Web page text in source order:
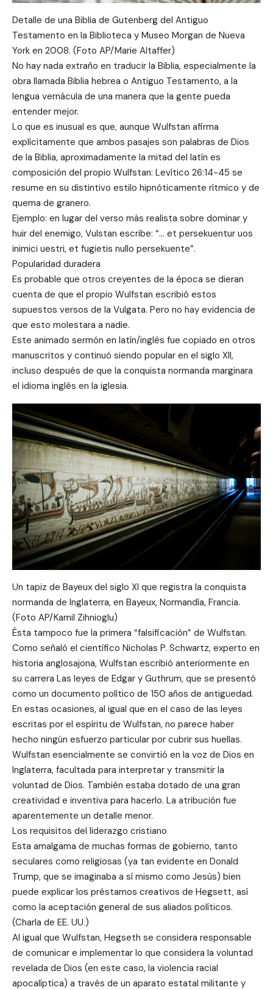
Detalle de una Biblia de Gutenberg del Antiguo
Testamento en la Biblioteca y Museo Morgan de Nueva
York en 2008. (Foto AP/Marie Altaffer)
No hay nada extraño en traducir la Biblia, especialmente la
obra llamada Biblia hebrea o Antiguo Testamento, a la
lengua vernácula de una manera que la gente pueda
entender mejor.
Lo que es inusual es que, aunque Wulfstan afirma
explícitamente que ambos pasajes son palabras de Dios
de la Biblia, aproximadamente la mitad del latín es
composición del propio Wulfstan: Levítico 26:14-45 se
resume en su distintivo estilo hipnóticamente rítmico y de
quema de granero.
Ejemplo: en lugar del verso más realista sobre dominar y
huir del enemigo, Vulstan escribe: “… et persekuentur uos
inimici uestri, et fugietis nullo persekuente”.
Popularidad duradera
Es probable que otros creyentes de la época se dieran
cuenta de que el propio Wulfstan escribió estos
supuestos versos de la Vulgata. Pero no hay evidencia de
que esto molestara a nadie.
Este animado sermón en latín/inglés fue copiado en otros
manuscritos y continuó siendo popular en el siglo XII,
incluso después de que la conquista normanda marginara
el idioma inglés en la iglesia.
Un tapiz de Bayeux del siglo XI que registra la conquista
normanda de Inglaterra, en Bayeux, Normandía, Francia.
(Foto AP/Kamil Zihnioglu)
Ésta tampoco fue la primera “falsificación” de Wulfstan.
Como señaló el científico Nicholas P. Schwartz, experto en
historia anglosajona, Wulfstan escribió anteriormente en
su carrera Las leyes de Edgar y Guthrum, que se presentó
como un documento político de 150 años de antigüedad.
En estas ocasiones, al igual que en el caso de las leyes
escritas por el espíritu de Wulfstan, no parece haber
hecho ningún esfuerzo particular por cubrir sus huellas.
Wulfstan esencialmente se convirtió en la voz de Dios en
Inglaterra, facultada para interpretar y transmitir la
voluntad de Dios. También estaba dotado de una gran
creatividad e inventiva para hacerlo. La atribución fue
aparentemente un detalle menor.
Los requisitos del liderazgo cristiano
Esta amalgama de muchas formas de gobierno, tanto
seculares como religiosas (ya tan evidente en Donald
Trump, que se imaginaba a sí mismo como Jesús) bien
puede explicar los préstamos creativos de Hegsett, así
como la aceptación general de sus aliados políticos.
(Charla de EE. UU.)
Al igual que Wulfstan, Hegseth se considera responsable
de comunicar e implementar lo que considera la voluntad
revelada de Dios (en este caso, la violencia racial
apocalíptica) a través de un aparato estatal militante y